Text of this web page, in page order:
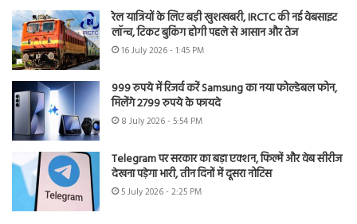
रेल यात्रियों के लिए बड़ी खुशखबरी, IRCTC की नई वेबसाइट
लॉन्च, टिकट बुकिंग होगी पहले से आसान और तेज
16 July 2026 - 1:45 PM
999 रुपये में रिजर्व करें Samsung का नया फोल्डेबल फोन,
मिलेंगे 2799 रुपये के फायदे
8 July 2026 - 5:54 PM
Telegram पर सरकार का बड़ा एक्शन, फिल्में और वेब सीरीज
देखना पड़ेगा भारी, तीन दिनों में दूसरा नोटिस
5 July 2026 - 2:25 PM